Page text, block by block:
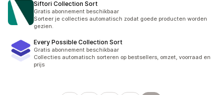
Siftori Collection Sort
Gratis abonnement beschikbaar
Sorteer je collecties automatisch zodat goede producten worden
gezien.
Every Possible Collection Sort
Gratis abonnement beschikbaar
Collecties automatisch sorteren op bestsellers, omzet, voorraad en
prijs